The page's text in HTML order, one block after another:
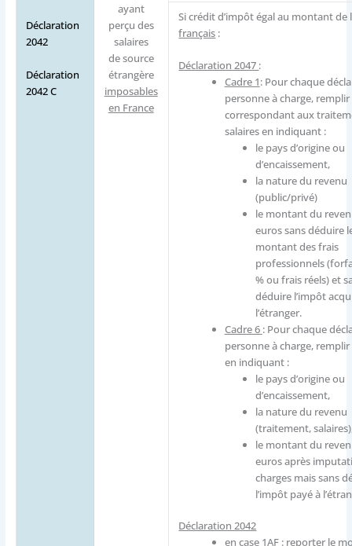
Déclaration
2042
Déclaration
2042 C
ayant
perçu des
salaires
de source
étrangère
imposables
en France
Si crédit d’impôt égal au montant de
français :
Déclaration 2047 :
Cadre 1: Pour chaque
personne à charge, remplir
correspondant aux
salaires en indiquant :
le pays d’origine ou
d’encaissement,
la nature du revenu
(public/privé)
le montant du
euros sans déduire
montant des frais
professionnels
% ou frais réels) et
déduire l’impôt
l’étranger.
Cadre 6 : Pour chaque
personne à charge, remplir
en indiquant :
le pays d’origine ou
d’encaissement,
la nature du revenu
(traitement,
le montant du
euros après
charges mais sans
l’impôt payé à
Déclaration 2042
en case 1AF : reporter le